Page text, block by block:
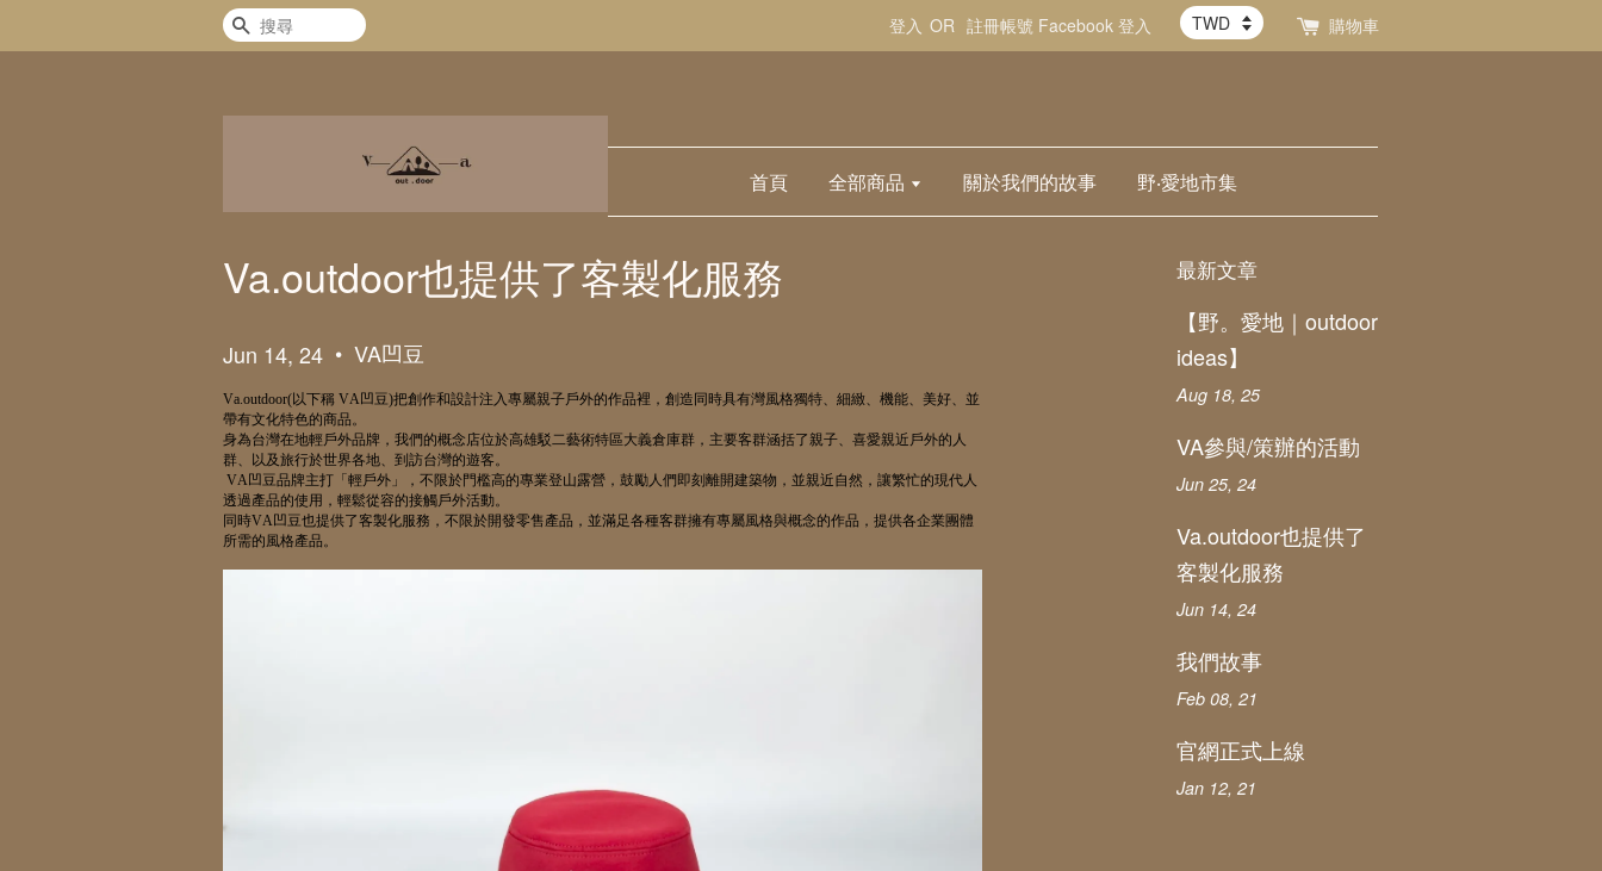
搜尋 登入 OR 註冊帳號 Facebook 登入 購物車
首頁 全部商品 關於我們的故事 野‧愛地市集
Va.outdoor也提供了客製化服務
Jun 14, 24 • VA凹豆
Va.outdoor(以下稱 VA凹豆)把創作和設計注入專屬親子戶外的作品裡，創造同時具有灣風格獨特、細緻、機能、美好、並
帶有文化特色的商品。
身為台灣在地輕戶外品牌，我們的概念店位於高雄駁二藝術特區大義倉庫群，主要客群涵括了親子、喜愛親近戶外的人
群、以及旅行於世界各地、到訪台灣的遊客。
VA凹豆品牌主打「輕戶外」，不限於門檻高的專業登山露營，鼓勵人們即刻離開建築物，並親近自然，讓繁忙的現代人
透過產品的使用，輕鬆從容的接觸戶外活動。
同時VA凹豆也提供了客製化服務，不限於開發零售產品，並滿足各種客群擁有專屬風格與概念的作品，提供各企業團體
所需的風格產品。
最新文章
【野。愛地｜outdoor
ideas】
Aug 18, 25
VA參與/策辦的活動
Jun 25, 24
Va.outdoor也提供了
客製化服務
Jun 14, 24
我們故事
Feb 08, 21
官網正式上線
Jan 12, 21